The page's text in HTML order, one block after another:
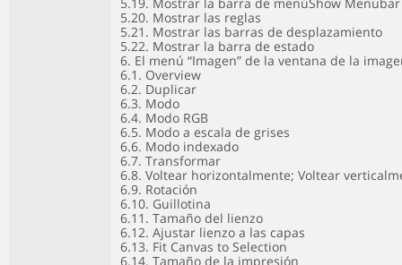
5.20. Mostrar las reglas
5.21. Mostrar las barras de desplazamiento
5.22. Mostrar la barra de estado
6. El menú “Imagen” de la ventana de la
6.1. Overview
6.2. Duplicar
6.3. Modo
6.4. Modo RGB
6.5. Modo a escala de grises
6.6. Modo indexado
6.7. Transformar
6.8. Voltear horizontalmente; Voltear
6.9. Rotación
6.10. Guillotina
6.11. Tamaño del lienzo
6.12. Ajustar lienzo a las capas
6.13. Fit Canvas to Selection
6.14. Tamaño de la impresión